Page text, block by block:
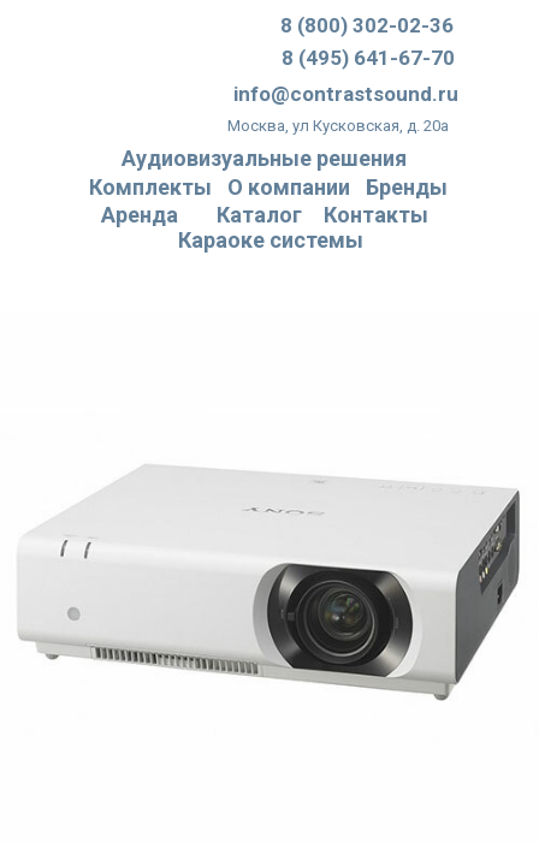
Каталог
Комплекты Бренды
О компании
Контакты
Москва, ул Кусковская, д. 20а
info@contrastsound.ru
8 (495) 641-67-70
8 (800) 302-02-36
Аренда
Аудиовизуальные решения
Караоке системы